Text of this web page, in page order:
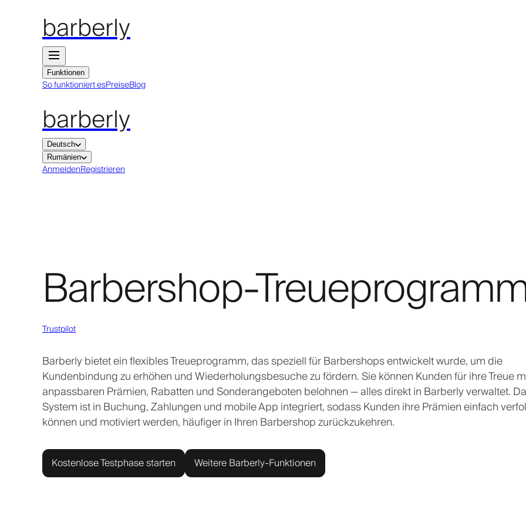
barberly
Funktionen
So funktioniert esPreiseBlog
barberly
Deutsch
Rumänien
AnmeldenRegistrieren
Barbershop-
Trustpilot
Barberly bietet ein flexibles Treueprogramm, das speziell für Barbershops entwickelt wurde, um die
Kundenbindung zu erhöhen und Wiederholungsbesuche zu fördern. Sie können Kunden für ihre Treue
anpassbaren Prämien, Rabatten und Sonderangeboten belohnen — alles direkt in Barberly verwaltet.
System ist in Buchung, Zahlungen und mobile App integriert, sodass Kunden ihre Prämien einfach
können und motiviert werden, häufiger in Ihren Barbershop zurückzukehren.
Kostenlose Testphase starten Weitere Barberly-Funktionen